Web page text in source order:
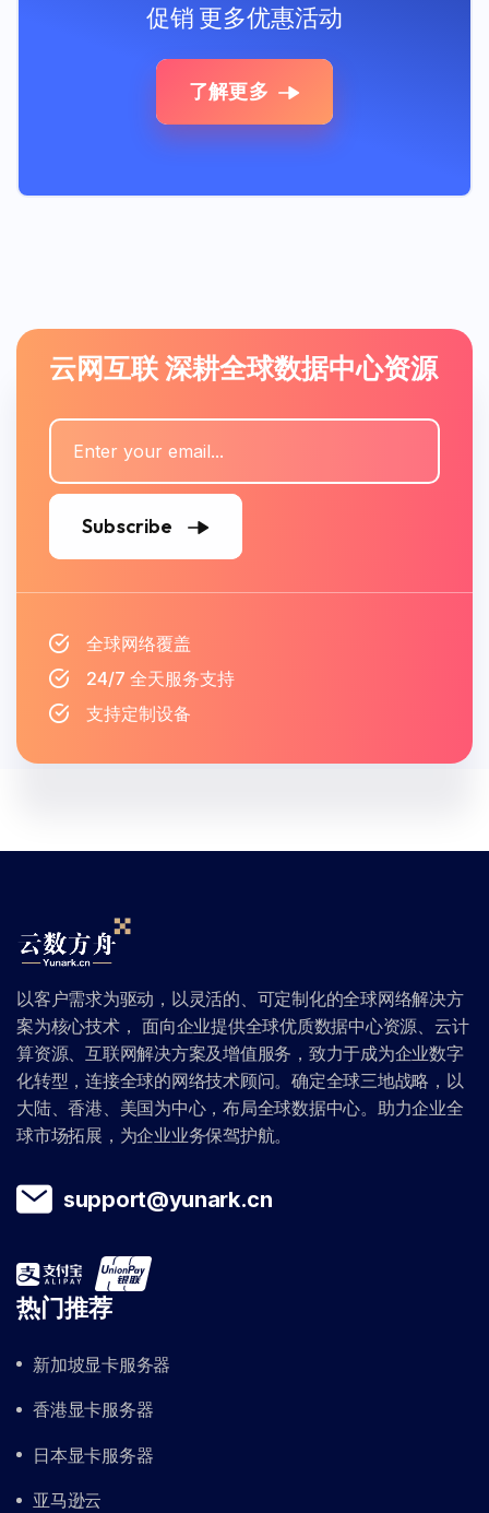
促销 更多优惠活动
了解更多
云网互联 深耕全球数据中心资源
Subscribe
全球网络覆盖
24/7 全天服务支持
支持定制设备
以客户需求为驱动，以灵活的、可定制化的全球网络解决方
案为核心技术， 面向企业提供全球优质数据中心资源、云计
算资源、互联网解决方案及增值服务，致力于成为企业数字
化转型，连接全球的网络技术顾问。确定全球三地战略，以
大陆、香港、美国为中心，布局全球数据中心。助力企业全
球市场拓展，为企业业务保驾护航。
support@yunark.cn
热门推荐
新加坡显卡服务器
香港显卡服务器
日本显卡服务器
亚马逊云